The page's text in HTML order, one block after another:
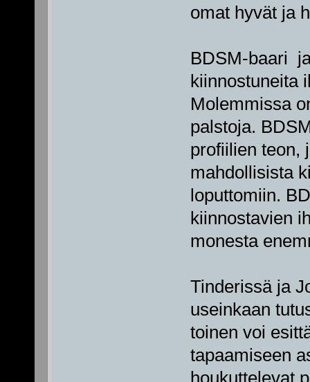
omat hyvät ja
BDSM-baari
kiinnostuneita
Molemmissa
palstoja.
profiilien teon,
mahdollisista
loputtomiin.
kiinnostavien
monesta
Tinderissä ja
useinkaan
toinen voi
tapaamiseen
houkuttelevat